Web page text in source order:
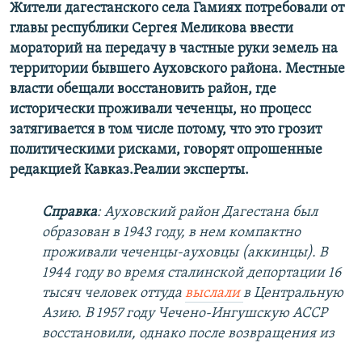
Жители дагестанского села Гамиях потребовали от
главы республики Сергея Меликова ввести
мораторий на передачу в частные руки земель на
территории бывшего Ауховского района. Местные
власти обещали восстановить район, где
исторически проживали чеченцы, но процесс
затягивается в том числе потому, что это грозит
политическими рисками, говорят опрошенные
редакцией Кавказ.Реалии эксперты.
Справка: Ауховский район Дагестана был
образован в 1943 году, в нем компактно
проживали чеченцы-ауховцы (аккинцы). В
1944 году во время сталинской депортации 16
тысяч человек оттуда выслалив Центральную
Азию. В 1957 году Чечено-Ингушскую АССР
восстановили, однако после возвращения из